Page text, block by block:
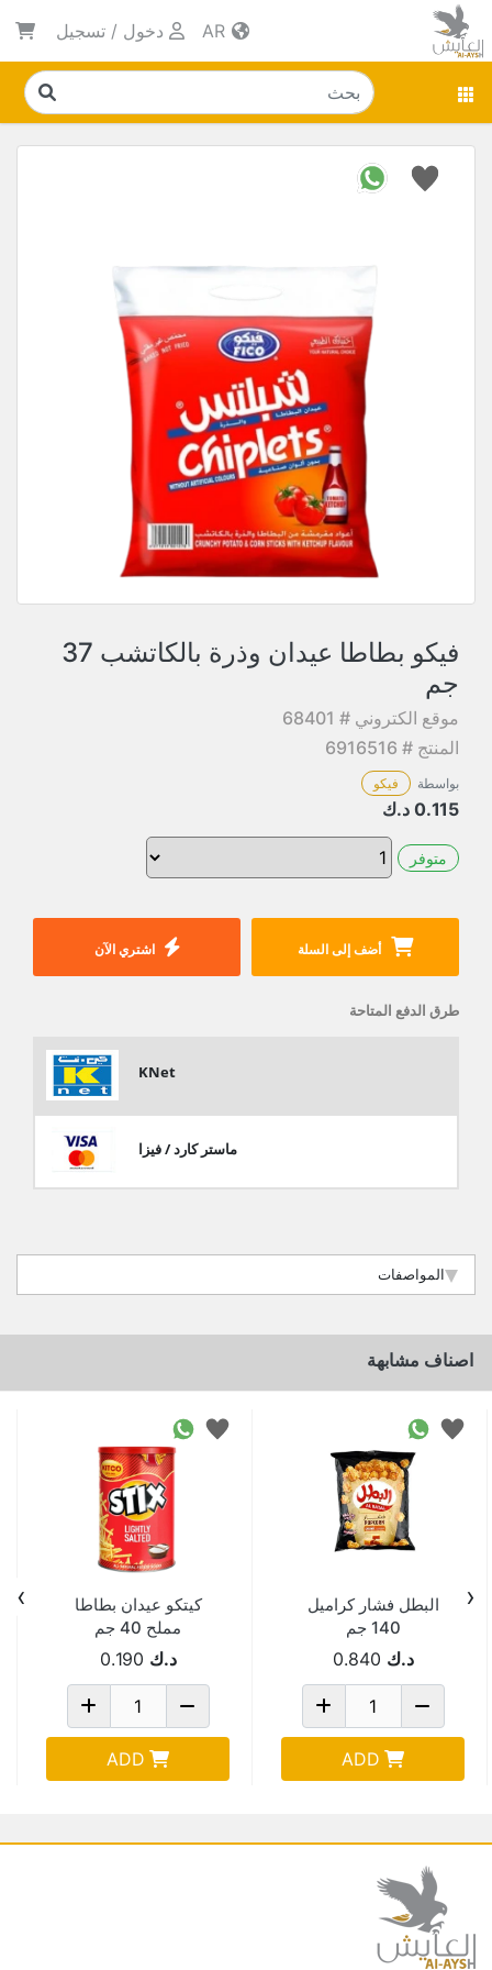
دخول / تسجيل
فيكو بطاطا عيدان وذرة بالكاتشب 37
جم
موقع الكتروني # 68401
المنتج # 6916516
بواسطة فيكو
0.115 د.ك
متوفر
أضف إلى السلة اشتري الآن
طرق الدفع المتاحة
KNet
ماستر كارد / فيزا
المواصفات
اصناف مشابهة
البطل فشار كراميل
140 جم
د.ك 0.840
ADD
كيتكو عيدان بطاطا
مملح 40 جم
د.ك 0.190
ADD
‹
›